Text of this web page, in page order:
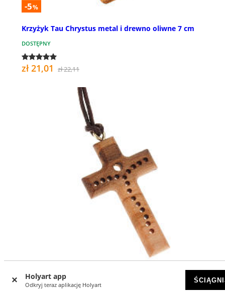
Holyart app
Odkryj teraz aplikację Holyart
-5%
Krzyżyk Tau Chrystus metal i drewno oliwne 7 cm
DOSTĘPNY
zł 21,01 zł 22,11